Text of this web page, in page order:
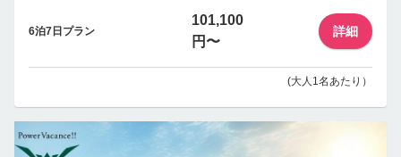
6泊7日プラン
101,100
円〜
詳細
(大人1名あたり）